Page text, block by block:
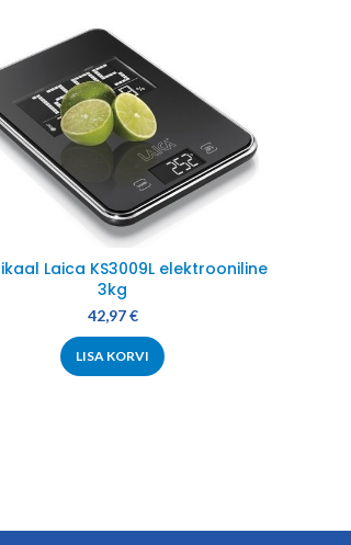
Laica KS3009L elektrooniline
3kg
42,97€
LISA KORVI